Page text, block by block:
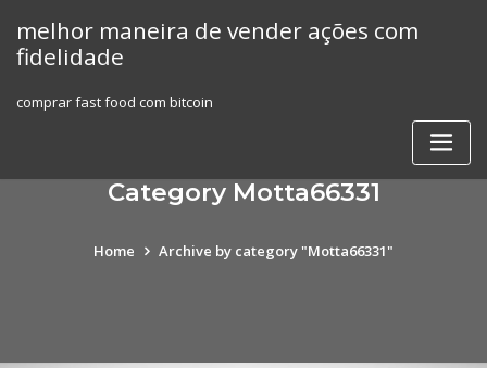
content
melhor maneira de vender ações com
fidelidade
comprar fast food com bitcoin
Category Motta66331
Home Archive by category "Motta66331"